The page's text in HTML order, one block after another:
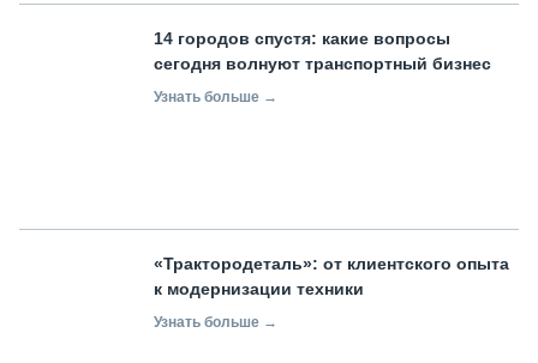
14 городов спустя: какие вопросы
сегодня волнуют транспортный бизнес
Узнать больше →
«Трактородеталь»: от клиентского опыта
к модернизации техники
Узнать больше →